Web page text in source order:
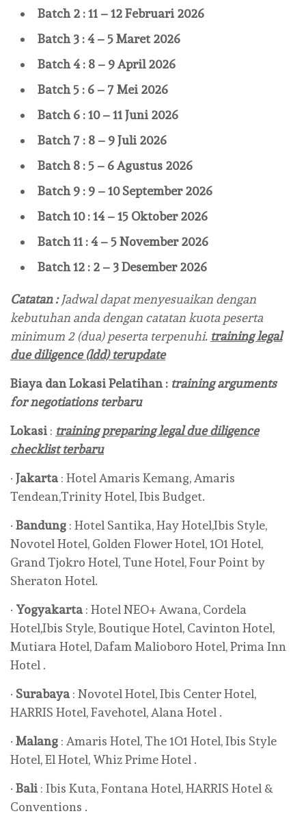
Batch 2 : 11 – 12 Februari 2026
Batch 3 : 4 – 5 Maret 2026
Batch 4 : 8 – 9 April 2026
Batch 5 : 6 – 7 Mei 2026
Batch 6 : 10 – 11 Juni 2026
Batch 7 : 8 – 9 Juli 2026
Batch 8 : 5 – 6 Agustus 2026
Batch 9 : 9 – 10 September 2026
Batch 10 : 14 – 15 Oktober 2026
Batch 11 : 4 – 5 November 2026
Batch 12 : 2 – 3 Desember 2026
Catatan :Jadwal dapat menyesuaikan dengan
kebutuhan anda dengan catatan kuota peserta
minimum 2 (dua) peserta terpenuhi. training legal
due diligence (ldd) terupdate
Biaya dan Lokasi Pelatihan : training arguments
for negotiations terbaru
Lokasi : training preparing legal due diligence
checklist terbaru
· Jakarta : Hotel Amaris Kemang, Amaris
Tendean,Trinity Hotel, Ibis Budget.
· Bandung : Hotel Santika, Hay Hotel,Ibis Style,
Novotel Hotel, Golden Flower Hotel, 1O1 Hotel,
Grand Tjokro Hotel, Tune Hotel, Four Point by
Sheraton Hotel.
· Yogyakarta : Hotel NEO+ Awana, Cordela
Hotel,Ibis Style, Boutique Hotel, Cavinton Hotel,
Mutiara Hotel, Dafam Malioboro Hotel, Prima Inn
Hotel .
· Surabaya : Novotel Hotel, Ibis Center Hotel,
HARRIS Hotel, Favehotel, Alana Hotel .
· Malang : Amaris Hotel, The 1O1 Hotel, Ibis Style
Hotel, El Hotel, Whiz Prime Hotel .
· Bali : Ibis Kuta, Fontana Hotel, HARRIS Hotel &
Conventions .